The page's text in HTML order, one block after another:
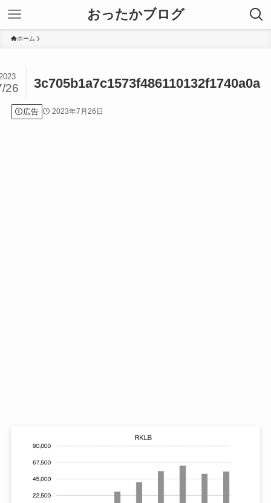
おったかブログ
ホーム
3c705b1a7c1573f486110132f1740a0a
26
広告 2023年7月26日